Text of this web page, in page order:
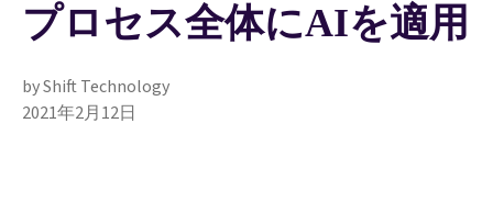
プロセス全体にAIを適用
by Shift Technology
2021年2月12日